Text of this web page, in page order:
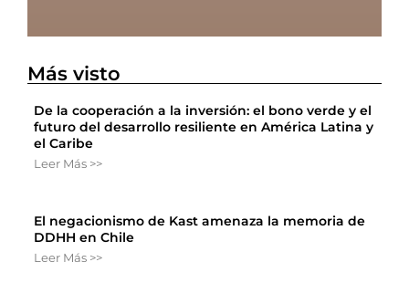
Más visto
De la cooperación a la inversión: el bono verde y el
futuro del desarrollo resiliente en América Latina y
el Caribe
Leer Más >>
El negacionismo de Kast amenaza la memoria de
DDHH en Chile
Leer Más >>